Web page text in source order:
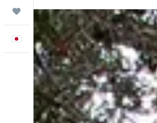
Trips
日本語